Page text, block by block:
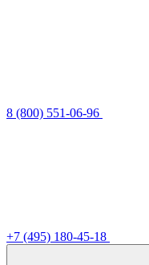
8 (800) 551-06-96
+7 (495) 180-45-18